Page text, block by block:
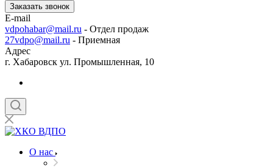
Заказать звонок
E-mail
vdpohabar@mail.ru - Отдел продаж
27vdpo@mail.ru - Приемная
Адрес
г. Хабаровск ул. Промышленная, 10
О нас